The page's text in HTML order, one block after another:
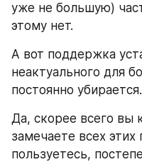
уже не большую)
этому нет.
А вот поддержка
неактуального для
постоянно убирается.
Да, скорее всего вы
замечаете всех
пользуетесь,